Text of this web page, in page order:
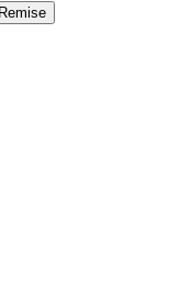
Remise